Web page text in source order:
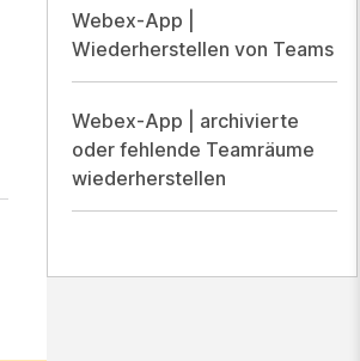
Webex-App |
Wiederherstellen von Teams
Webex-App | archivierte
oder fehlende Teamräume
wiederherstellen